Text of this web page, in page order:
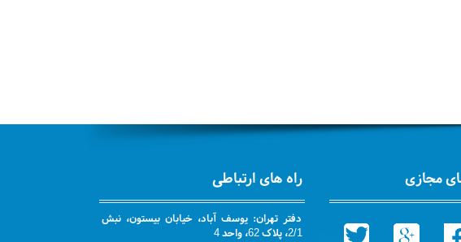
مجازی راه های ارتباطی
دفتر تهران: یوسف آباد، خیابان بیستون، نبش
2/1، پلاک 62، واحد 4